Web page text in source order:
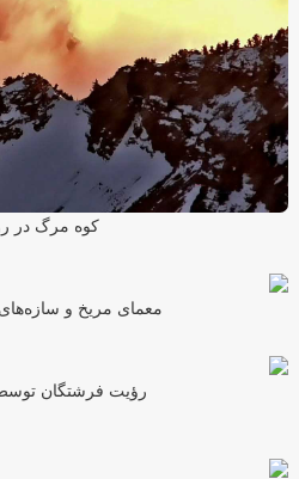
کوه مرگ در
معمای مریخ و
رؤیت فرشتگان